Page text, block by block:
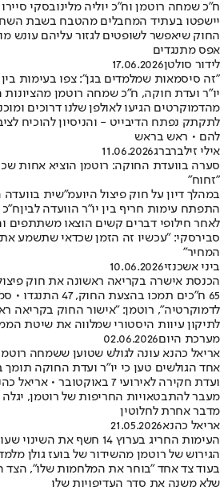
ח"כ שמחה רוטמן וח"כ יוליה מלינובסקי
יישפטו בעתיד המחבלים מהטבח בשבת
אפס מתנגדים
לידור סולטן17.06.2026
"זה סיסמאות שמלמדים בגן": צפו בעימות
יו"ר ועדת חוקה, ח"כ שמחה רוטמן מהציונות
מהדמוקרטים הגיעו לאולפן שלנו דרוכים
לתקתק נפתח הדיבייט - והניסיון להוכיח
להם • ראש בראש
אילי זילברברג11.06.2026
סערה בוועדת החוקה: רוטמן הוציא אחות
"זחוח"
במהלך דיון על חוק פיצול היועמ"שית
התפתח עימות חריף בין יו"ר הוועדה
לאחר חילופי דברים קשים הוצאו משתתפים
סבירסקי: "עכשיו זה הזמן שכדאי שתשמע
המחיר"
ביני אשכנזי10.06.2026
הכנסת אישרה בקריאה ראשונה את חוק
65 ח"כים תמכו בהצעת
לדמוקרטיה", רוטמן: "אישור החוק בקריאה
לתיקון עיוות היסטורי שמלווה את שיטת
מערכת היום02.06.2026
אריאל כהנא עונה לגולש שטוען ששמחה
אחד הגולשים טען כי יו"ר ועדת החוקה
ועדת חקירה לאירועי 7
מעבר להתבטאויות החריפות של רוטמן,
מדבר אחרת לחלוטין
אריאל כהנא21.05.2026
העימות החריג בערוץ 14 חשף את השינוי שעובר הימין הישראלי
הגירוש של רוטמן מהשידור של בועז גולן
בעוד צד אחד "בוחר את המלחמות שלו", הצד
שלא משנה את סדר העדיפויות שלו